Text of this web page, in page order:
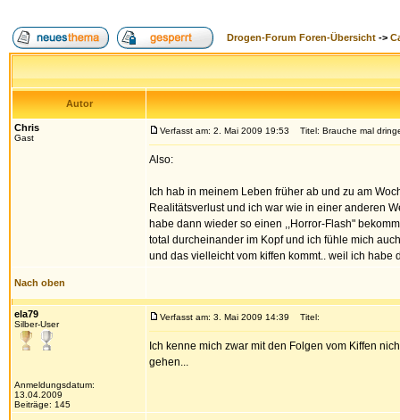
Drogen-Forum Foren-Übersicht ->
Autor
Chris
Gast
Verfasst am: 2. Mai 2009 19:53 Titel: Brauche mal
Also:
Ich hab in meinem Leben früher ab und zu am
Realitätsverlust und ich war wie in einer anderen
habe dann wieder so einen ,,Horror-Flash"
total durcheinander im Kopf und ich fühle mich
und das vielleicht vom kiffen kommt.. weil ich habe
Nach oben
ela79
Silber-User
Anmeldungsdatum:
13.04.2009
Beiträge: 145
Verfasst am: 3. Mai 2009 14:39 Titel:
Ich kenne mich zwar mit den Folgen vom Kiffen
gehen...